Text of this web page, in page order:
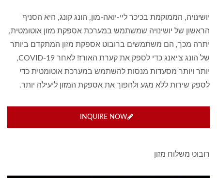
יושינויה, הממוקמת בכיכר ליי-יואה-מון, הונג קונג, היא הסניף
הראשון של יושינויה שמשתמש במערכת אספקת מזון אוטומטית,
יתרה מכך, הם משתמשים ברובוט אספקת מזון המתקדם ביותר
של הונג צ'יאנג כדי לספק את קערת האורז! לאחר COVID-19,
יותר ויותר מסעדות מנסות להשתמש במערכת אוטומטית כדי
לספק שירות ללא מגע ולהפוך את אספקת המזון ליעילה יותר.
INQUIRE NOW
רובוט משלוח מזון